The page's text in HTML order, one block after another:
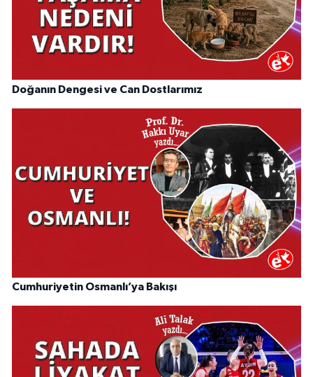
Doğanın Dengesi ve Can Dostlarımız
Cumhuriyetin Osmanlı’ya Bakışı